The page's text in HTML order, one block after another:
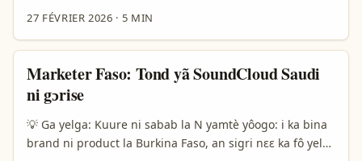
brands (ka Rickard Lyko béla n kôma) ka fô tuuni foreign
marche-la, ka yé long-terme leader. N la ka ta yamb:
suudu Suède brands bi fô autenticité, clean ingredients,
na saaba ka wend ka localization yamb soore la, ni na
yaa market n bi ka won. ...
27 FÉVRIER 2026 · 5 MIN
Marketer Faso: Tond yã SoundCloud Saudi
ni gɔrise
💡 Ga yelga: Kuure ni sabab la N yamtè yôogo: i ka bina
brand ni product la Burkina Faso, an sigri nɛɛ ka fô yel